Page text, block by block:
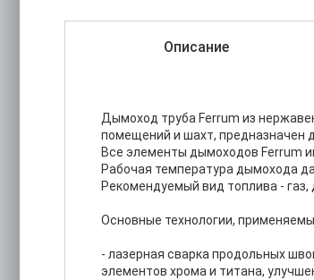
Описание
Дымоход труба Ferrum из
помещений и шахт, предназначен
Все элементы дымоходов Ferrum
Рабочая температура дымохода
Рекомендуемый вид топлива - газ,
Основные технологии,
- лазерная сварка продольных
элементов хрома и титана,